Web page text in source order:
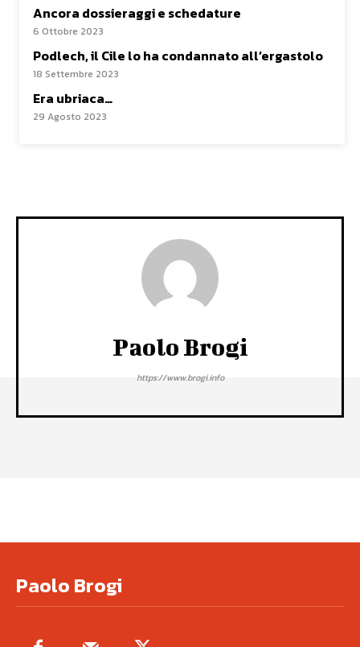
Ancora dossieraggi e schedature
6 Ottobre 2023
Podlech, il Cile lo ha condannato all’ergastolo
18 Settembre 2023
Era ubriaca…
29 Agosto 2023
Paolo Brogi
https://www.brogi.info
Paolo Brogi